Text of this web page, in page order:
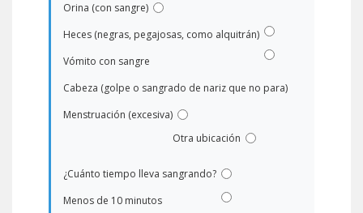
Orina (con sangre)
Heces (negras, pegajosas, como alquitrán)
Vómito con sangre
Cabeza (golpe o sangrado de nariz que no para)
Menstruación (excesiva)
Otra ubicación
¿Cuánto tiempo lleva sangrando?
Menos de 10 minutos